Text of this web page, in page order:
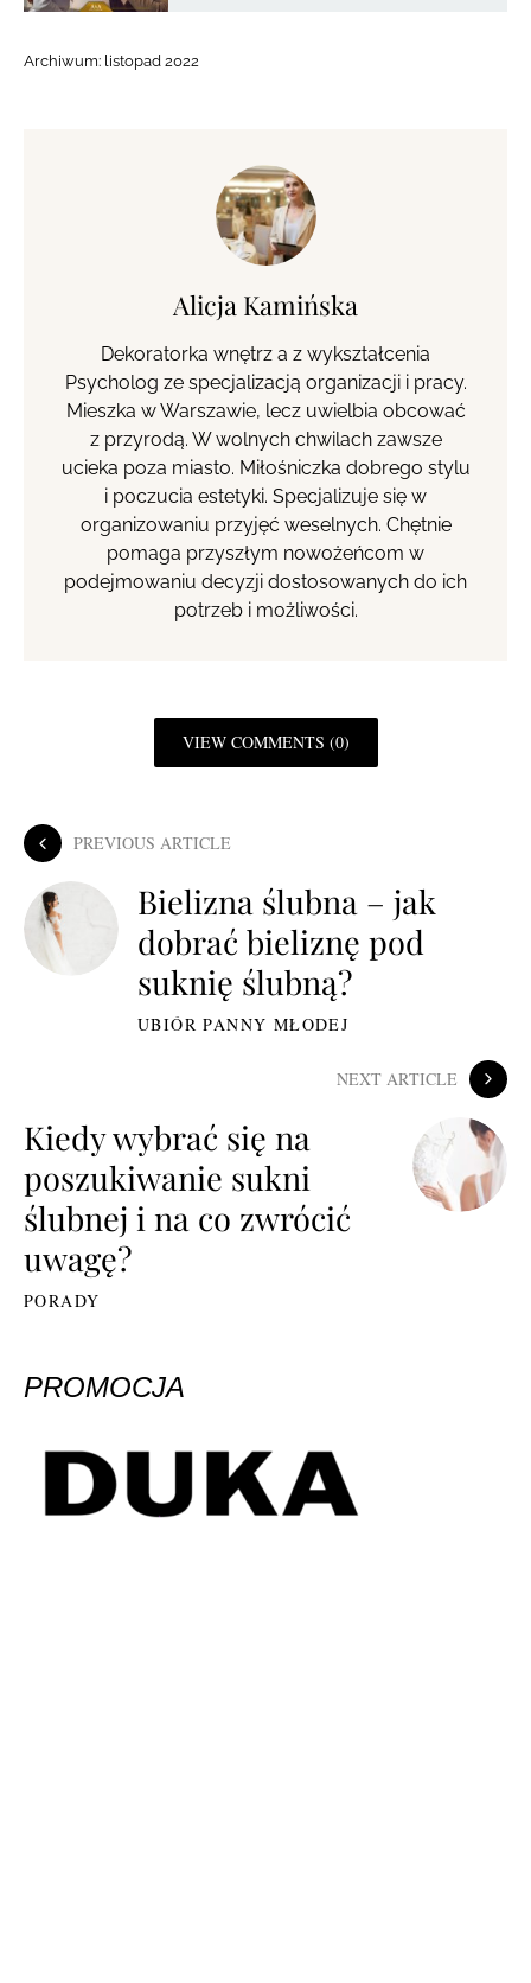
Archiwum: listopad 2022
Alicja Kamińska
Dekoratorka wnętrz a z wykształcenia
Psycholog ze specjalizacją organizacji i pracy.
Mieszka w Warszawie, lecz uwielbia obcować
z przyrodą. W wolnych chwilach zawsze
ucieka poza miasto. Miłośniczka dobrego stylu
i poczucia estetyki. Specjalizuje się w
organizowaniu przyjęć weselnych. Chętnie
pomaga przyszłym nowożeńcom w
podejmowaniu decyzji dostosowanych do ich
potrzeb i możliwości.
VIEW COMMENTS (0)
PREVIOUS ARTICLE
Bielizna ślubna – jak
dobrać bieliznę pod
suknię ślubną?
UBIÓR PANNY MŁODEJ
NEXT ARTICLE
Kiedy wybrać się na
poszukiwanie sukni
ślubnej i na co zwrócić
uwagę?
PORADY
PROMOCJA